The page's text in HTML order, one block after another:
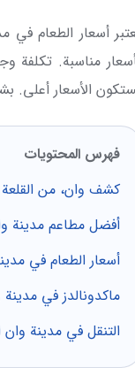
أسعار الطعام في
مناسبة. تكلفة
الأسعار أعلى.
فهرس المحتويات
كشف وان، من القلعة
أفضل مطاعم مدينة
أسعار الطعام في
ماكدونالدز في مدينة
التنقل في مدينة وان